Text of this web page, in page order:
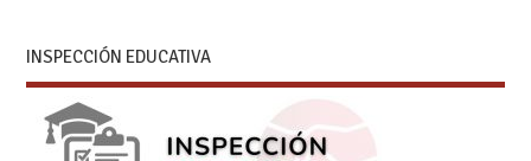
INSPECCIÓN EDUCATIVA